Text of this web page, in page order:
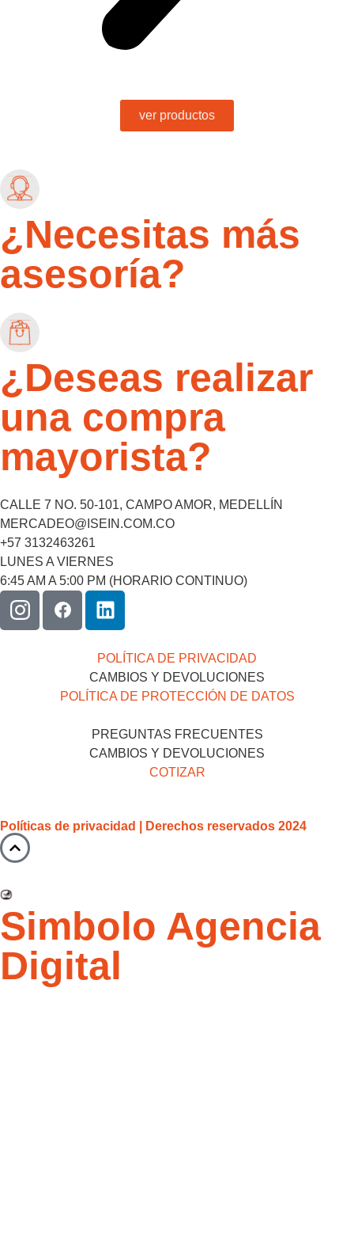
ver productos
¿Necesitas más
asesoría?
¿Deseas realizar
una compra
mayorista?
CALLE 7 NO. 50-101, CAMPO AMOR, MEDELLÍN
MERCADEO@ISEIN.COM.CO
+57 3132463261
LUNES A VIERNES
6:45 AM A 5:00 PM (HORARIO CONTINUO)
POLÍTICA DE PRIVACIDAD
CAMBIOS Y DEVOLUCIONES
POLÍTICA DE PROTECCIÓN DE DATOS
PREGUNTAS FRECUENTES
CAMBIOS Y DEVOLUCIONES
COTIZAR
Políticas de privacidad | Derechos reservados 2024
Simbolo Agencia
Digital